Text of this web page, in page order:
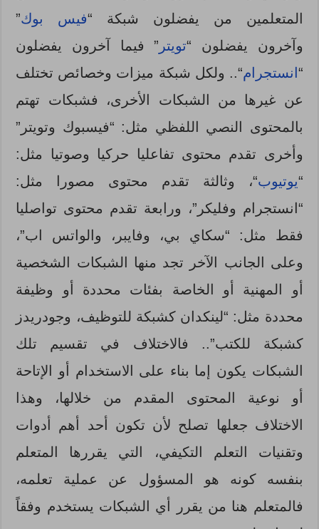
المتعلمين من يفضلون شبكة “فيس بوك”
وآخرون يفضلون “تويتر ” فيما آخرون يفضلون
“ انستجرام“.. ولكل شبكة ميزات وخصائص تختلف
عن غيرها من الشبكات الأخرى، فشبكات تهتم
بالمحتوى النصي اللفظي مثل: “فيسبوك وتويتر”
وأخرى تقدم محتوى تفاعليا حركيا وصوتيا مثل:
“يوتيوب“، وثالثة تقدم محتوى مصورا مثل:
“انستجرام وفليكر”، ورابعة تقدم محتوى تواصليا
فقط مثل: “سكاي بي، وفايبر، والواتس اب”،
وعلى الجانب الآخر تجد منها الشبكات الشخصية
أو المهنية أو الخاصة بفئات محددة أو وظيفة
محددة مثل: “لينكدان كشبكة للتوظيف، وجودريدز
كشبكة للكتب”.. فالاختلاف في تقسيم تلك
الشبكات يكون إما بناء على الاستخدام أو الإتاحة
أو نوعية المحتوى المقدم من خلالها، وهذا
الاختلاف جعلها تصلح لأن تكون أحد أهم أدوات
وتقنيات التعلم التكيفي، التي يقررها المتعلم
بنفسه كونه هو المسؤول عن عملية تعلمه،
فالمتعلم هنا من يقرر أي الشبكات يستخدم وفقاً